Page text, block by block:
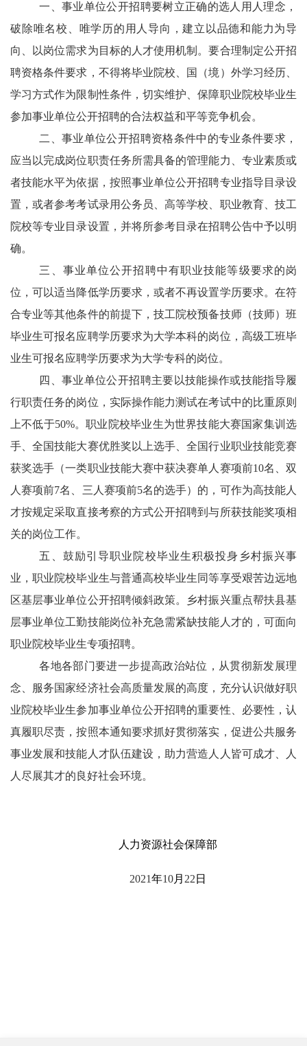
一、事业单位公开招聘要树立正确的选人用人理念，
破除唯名校、唯学历的用人导向，建立以品德和能力为导
向、以岗位需求为目标的人才使用机制。要合理制定公开招
聘资格条件要求，不得将毕业院校、国（境）外学习经历、
学习方式作为限制性条件，切实维护、保障职业院校毕业生
参加事业单位公开招聘的合法权益和平等竞争机会。
二、事业单位公开招聘资格条件中的专业条件要求，
应当以完成岗位职责任务所需具备的管理能力、专业素质或
者技能水平为依据，按照事业单位公开招聘专业指导目录设
置，或者参考考试录用公务员、高等学校、职业教育、技工
院校等专业目录设置，并将所参考目录在招聘公告中予以明
确。
三、事业单位公开招聘中有职业技能等级要求的岗
位，可以适当降低学历要求，或者不再设置学历要求。在符
合专业等其他条件的前提下，技工院校预备技师（技师）班
毕业生可报名应聘学历要求为大学本科的岗位，高级工班毕
业生可报名应聘学历要求为大学专科的岗位。
四、事业单位公开招聘主要以技能操作或技能指导履
行职责任务的岗位，实际操作能力测试在考试中的比重原则
上不低于50%。职业院校毕业生为世界技能大赛国家集训选
手、全国技能大赛优胜奖以上选手、全国行业职业技能竞赛
获奖选手（一类职业技能大赛中获决赛单人赛项前10名、双
人赛项前7名、三人赛项前5名的选手）的，可作为高技能人
才按规定采取直接考察的方式公开招聘到与所获技能奖项相
关的岗位工作。
五、鼓励引导职业院校毕业生积极投身乡村振兴事
业，职业院校毕业生与普通高校毕业生同等享受艰苦边远地
区基层事业单位公开招聘倾斜政策。乡村振兴重点帮扶县基
层事业单位工勤技能岗位补充急需紧缺技能人才的，可面向
职业院校毕业生专项招聘。
各地各部门要进一步提高政治站位，从贯彻新发展理
念、服务国家经济社会高质量发展的高度，充分认识做好职
业院校毕业生参加事业单位公开招聘的重要性、必要性，认
真履职尽责，按照本通知要求抓好贯彻落实，促进公共服务
事业发展和技能人才队伍建设，助力营造人人皆可成才、人
人尽展其才的良好社会环境。
人力资源社会保障部
2021年10月 22 日